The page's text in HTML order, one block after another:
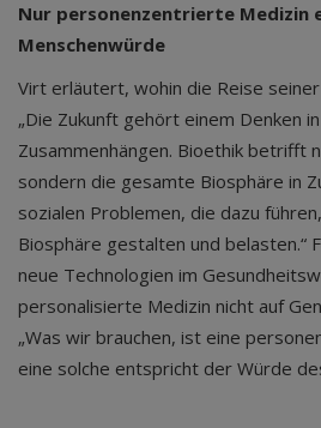
Nur personenzentrierte Medizin
Menschenwürde
Virt erläutert, wohin die Reise
„Die Zukunft gehört einem Denken
Zusammenhängen. Bioethik betrifft
sondern die gesamte Biosphäre in
sozialen Problemen, die dazu
Biosphäre gestalten und belasten.“
neue Technologien im
personalisierte Medizin nicht auf
„Was wir brauchen, ist eine
eine solche entspricht der Würde